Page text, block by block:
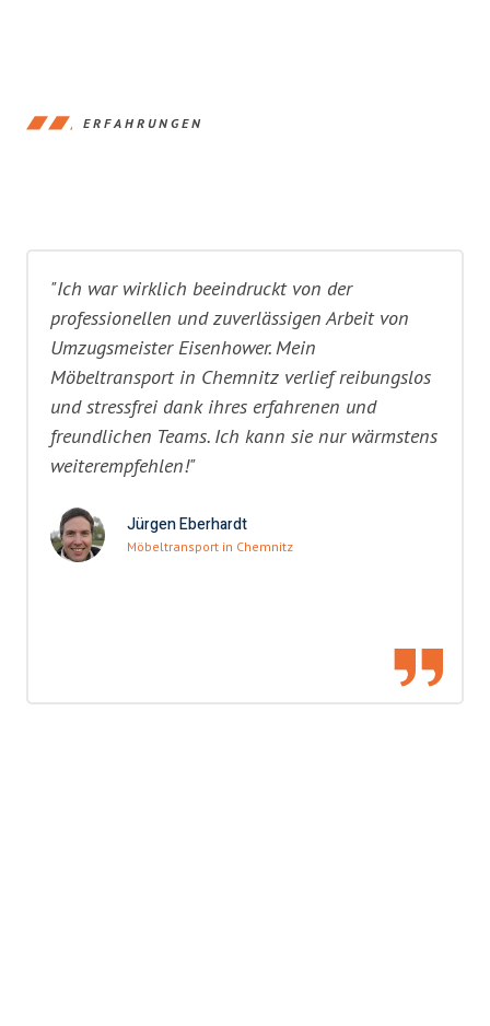
ERFAHRUNGEN
"Ich war wirklich beeindruckt von der
professionellen und zuverlässigen Arbeit von
Umzugsmeister Eisenhower. Mein
Möbeltransport in Chemnitz verlief reibungslos
und stressfrei dank ihres erfahrenen und
freundlichen Teams. Ich kann sie nur wärmstens
weiterempfehlen!"
Jürgen Eberhardt
Möbeltransport in Chemnitz